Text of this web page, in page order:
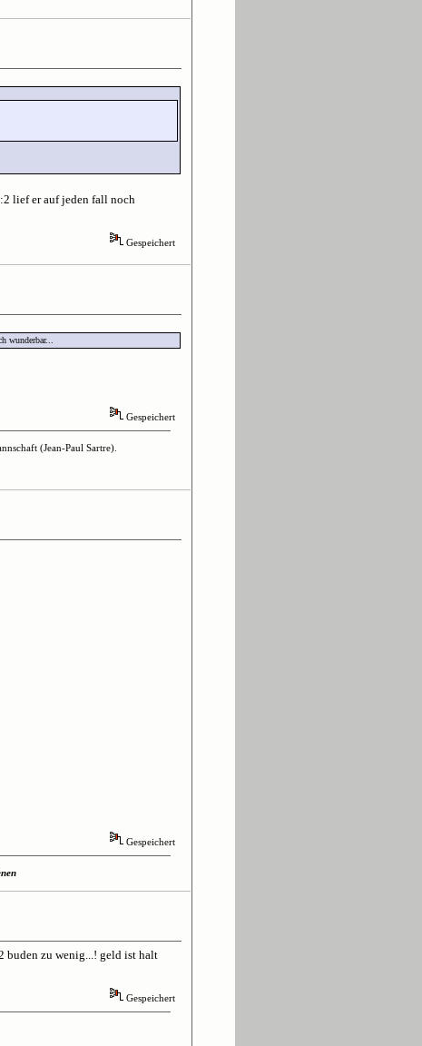
lief er auf jeden fall noch
Gespeichert
wunderbar...
Gespeichert
(Jean-Paul Sartre).
Gespeichert
buden zu wenig...! geld ist halt
Gespeichert